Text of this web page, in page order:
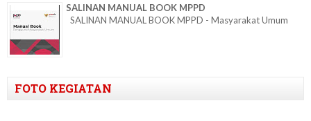
SALINAN MANUAL BOOK MPPD
SALINAN MANUAL BOOK MPPD - Masyarakat Umum
FOTO KEGIATAN